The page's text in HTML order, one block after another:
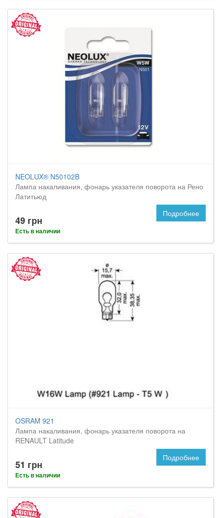
NEOLUX® N50102B
Лампа накаливания, фонарь указателя поворота на Рено
Латитьюд
49 грн
Есть в наличии
Подробнее
OSRAM 921
Лампа накаливания, фонарь указателя поворота на
RENAULT Latitude
51 грн
Есть в наличии
Подробнее